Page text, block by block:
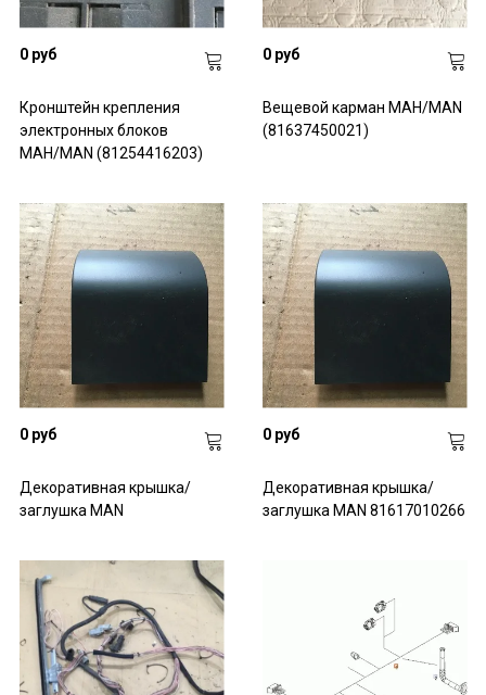
0 руб
Кронштейн крепления
электронных блоков
МАН/MAN (81254416203)
0 руб
Вещевой карман МАН/MAN
(81637450021)
0 руб
Декоративная крышка/
заглушка MAN
0 руб
Декоративная крышка/
заглушка MAN 81617010266